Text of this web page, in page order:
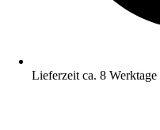
Lieferzeit ca. 8 Werktage